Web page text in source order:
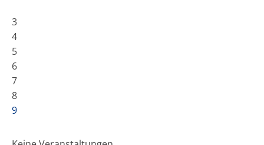
3
4
5
6
7
8
9